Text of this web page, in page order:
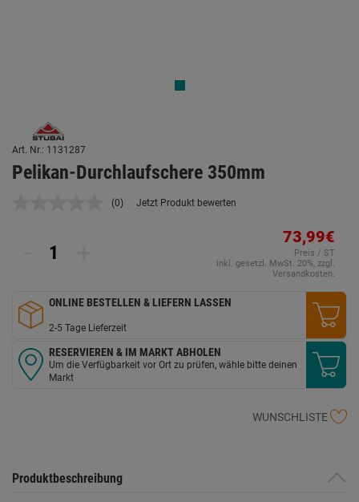
Art. Nr.: 1131287
Pelikan-Durchlaufschere 350mm
Kein
(0) Jetzt Produkt bewerten
73,99€
Preis / ST
inkl. gesetzl. MwSt. 20%, zzgl.
Versandkosten.
ONLINE BESTELLEN & LIEFERN LASSEN
2-5 Tage Lieferzeit
RESERVIEREN & IM MARKT ABHOLEN
Um die Verfügbarkeit vor Ort zu prüfen, wähle bitte deinen
Markt
WUNSCHLISTE
Produktbeschreibung